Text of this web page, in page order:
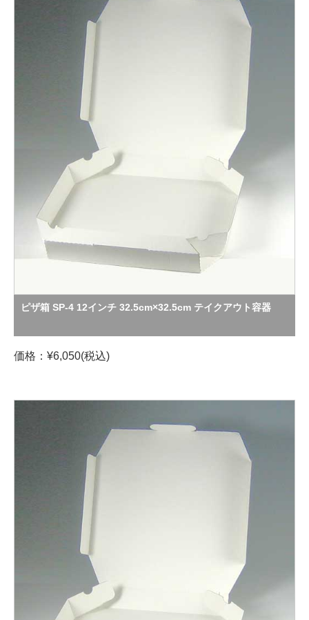
ピザ箱 SP-4 12インチ 32.5cm×32.5cm テイクアウト容器
価格：¥6,050(税込)